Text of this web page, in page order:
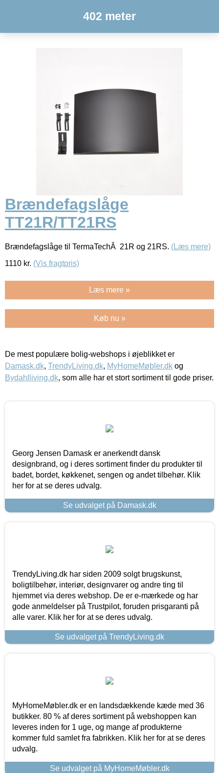
402 meter
Brændefagslåge
TT21R/TT21RS
Brændefagslåge til TermaTechÂ 21R og 21RS. (Læs mere)
1110 kr. (Vis fragtpris)
Læs mere »
Køb nu »
De mest populære bolig-webshops i øjeblikket er
Damask.dk, TrendyLiving.dk, MyHomeMøbler.dk og
Bydahlliving.dk, som alle har et stort sortiment til gode priser.
Georg Jensen Damask er anerkendt dansk
designbrand, og i deres sortiment finder du produkter til
badet, bordet, køkkenet, sengen og andet tilbehør. Klik
her for at se deres udvalg.
Se udvalget på Damask.dk
TrendyLiving.dk har siden 2009 solgt brugskunst,
boligtilbehør, interiør, designvarer og andre ting til
hjemmet via deres webshop. De er e-mærkede og har
gode anmeldelser på Trustpilot, foruden prisgaranti på
alle varer. Klik her for at se deres udvalg.
Se udvalget på TrendyLiving.dk
MyHomeMøbler.dk er en landsdækkende kæde med 36
butikker. 80 % af deres sortiment på webshoppen kan
leveres inden for 1 uge, og mange af produkterne
kommer fuld samlet fra fabrikken. Klik her for at se deres
udvalg.
Se udvalget på MyHomeMøbler.dk